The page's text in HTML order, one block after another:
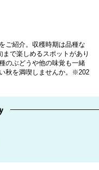
ご紹介。収穫時期は品種な
で楽しめるスポットがあり
のぶどうや他の味覚も一緒
秋を満喫しませんか。※202